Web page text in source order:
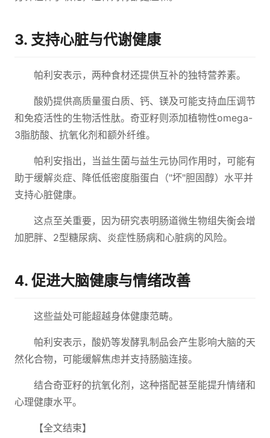
3. 支持心脏与代谢健康
帕利安表示，两种食材还提供互补的独特营养素。
酸奶提供高质量蛋白质、钙、镁及可能支持血压调节
和免疫活性的生物活性肽。奇亚籽则添加植物性omega-
3脂肪酸、抗氧化剂和额外纤维。
帕利安指出，当益生菌与益生元协同作用时，可能有
助于缓解炎症、降低低密度脂蛋白（"坏"胆固醇）水平并
支持心脏健康。
这点至关重要，因为研究表明肠道微生物组失衡会增
加肥胖、2型糖尿病、炎症性肠病和心脏病的风险。
4. 促进大脑健康与情绪改善
这些益处可能超越身体健康范畴。
帕利安表示，酸奶等发酵乳制品会产生影响大脑的天
然化合物，可能缓解焦虑并支持肠脑连接。
结合奇亚籽的抗氧化剂，这种搭配甚至能提升情绪和
心理健康水平。
【全文结束】